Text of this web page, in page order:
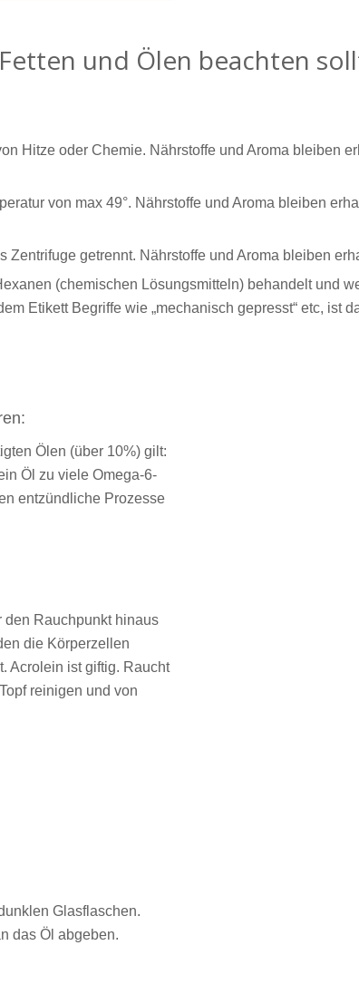
und Ölen beachten
Hitze oder Chemie. Nährstoffe und Aroma bleiben
von max 49°. Nährstoffe und Aroma bleiben
getrennt. Nährstoffe und Aroma bleiben
(chemischen Lösungsmitteln) behandelt und
Etikett Begriffe wie „mechanisch gepresst“ etc, ist
Ölen (über 10%) gilt:
Öl zu viele Omega-6-
entzündliche Prozesse
den Rauchpunkt hinaus
die Körperzellen
Acrolein ist giftig. Raucht
reinigen und von
Glasflaschen.
das Öl abgeben.